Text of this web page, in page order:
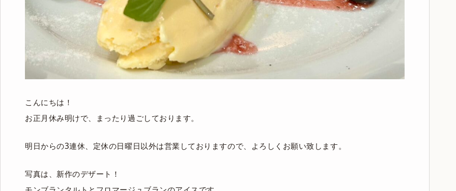
こんにちは！
お正月休み明けで、まったり過ごしております。
明日からの3連休、定休の日曜日以外は営業しておりますので、よろしくお願い致します。
写真は、新作のデザート！